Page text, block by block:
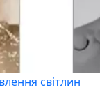
світлин